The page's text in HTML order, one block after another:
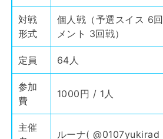
対戦
形式
個人戦（予選スイス 6
メント 3回戦）
定員 64人
参加
費
1000円 / 1人
主催
ルーナ(@0107yukirad